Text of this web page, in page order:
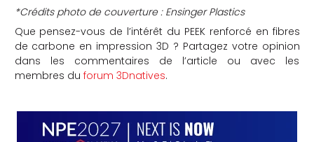
*Crédits photo de couverture : Ensinger Plastics
Que pensez-vous de l’intérêt du PEEK renforcé en fibres
de carbone en impression 3D ? Partagez votre opinion
dans les commentaires de l’article ou avec les
membres du forum 3Dnatives.